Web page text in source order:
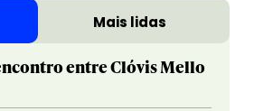
Mais lidas
entre Clóvis Mello